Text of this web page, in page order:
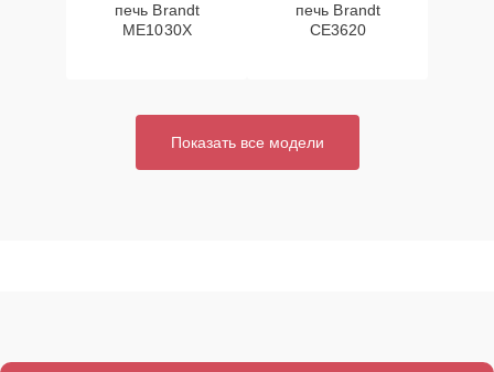
печь Brandt
ME1030X
печь Brandt
CE3620
Показать все модели